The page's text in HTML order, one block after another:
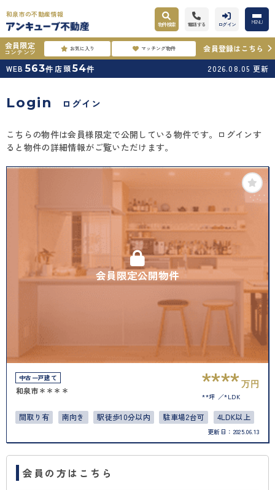
和泉市の不動産情報
物件検索 電話する ログイン MENU
会員限定
コンテンツ お気に入り マッチング物件
会員登録はこちら
WEB 563件 店頭54件 2026.08.05 更新
Login ログイン
こちらの物件は会員様限定で公開している物件です。ログインす
ると物件の詳細情報がご覧いただけます。
会員限定公開物件
中古一戸建て
和泉市＊＊＊＊ **** 万円
**坪 *LDK
間取り有 南向き 駅徒歩10分以内 駐車場2台可 4LDK以上
更新日： 2025.06.13
会員の方はこちら